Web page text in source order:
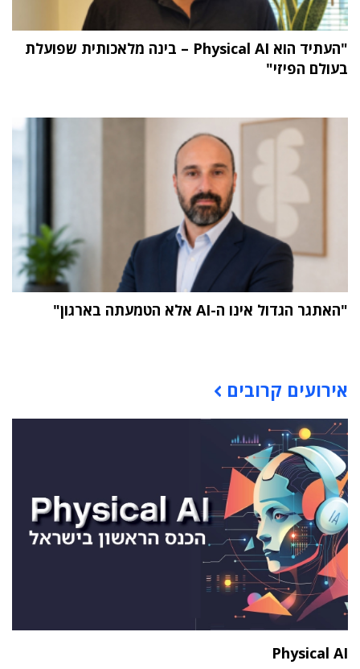
"העתיד הוא Physical AI – בינה מלאכותית שפועלת
בעולם הפיזי"
"האתגר הגדול אינו ה-AI אלא הטמעתה בארגון"
אירועים קרובים
Physical AI